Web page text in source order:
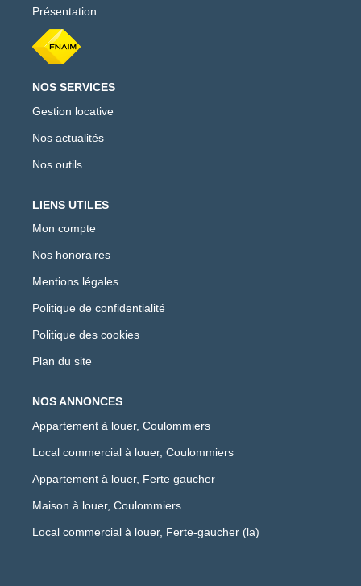
Présentation
NOS SERVICES
Gestion locative
Nos actualités
Nos outils
LIENS UTILES
Mon compte
Nos honoraires
Mentions légales
Politique de confidentialité
Politique des cookies
Plan du site
NOS ANNONCES
Appartement à louer, Coulommiers
Local commercial à louer, Coulommiers
Appartement à louer, Ferte gaucher
Maison à louer, Coulommiers
Local commercial à louer, Ferte-gaucher (la)